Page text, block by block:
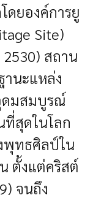
ดยองค์การยู
Site)
สถาน
นะแหล่ง
มสมบูรณ์
ที่สุดในโลก
พุทธศิลป์ใน
ตั้งแต่คริสต์
จนถึง